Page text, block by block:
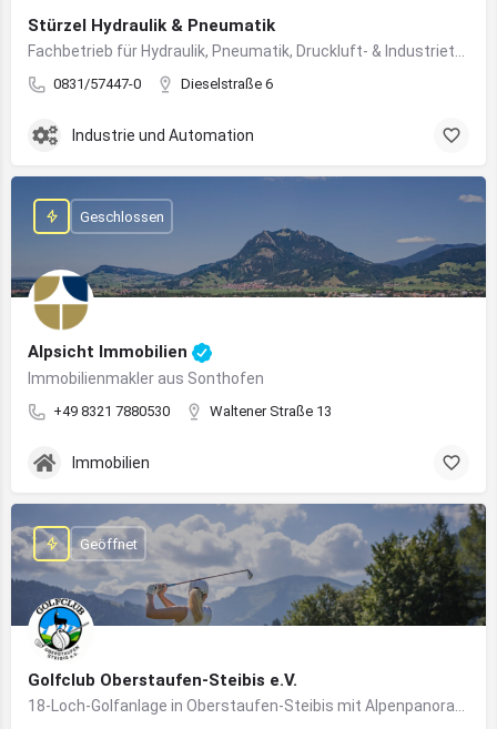
Stürzel Hydraulik & Pneumatik
0831/57447-0 Dieselstraße 6
Industrie und Automation
Alpsicht Immobilien
Immobilienmakler aus Sonthofen
+49 8321 7880530 Waltener Straße 13
Geschlossen
Immobilien
Golfclub Oberstaufen-Steibis e.V.
Geöffnet